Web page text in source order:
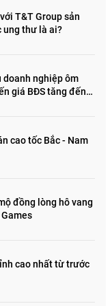
T&T Group sản
ung thư là ai?
doanh nghiệp ôm
giá BĐS tăng đến
cao tốc Bắc - Nam
đồng lòng hô vang
Games
cao nhất từ trước